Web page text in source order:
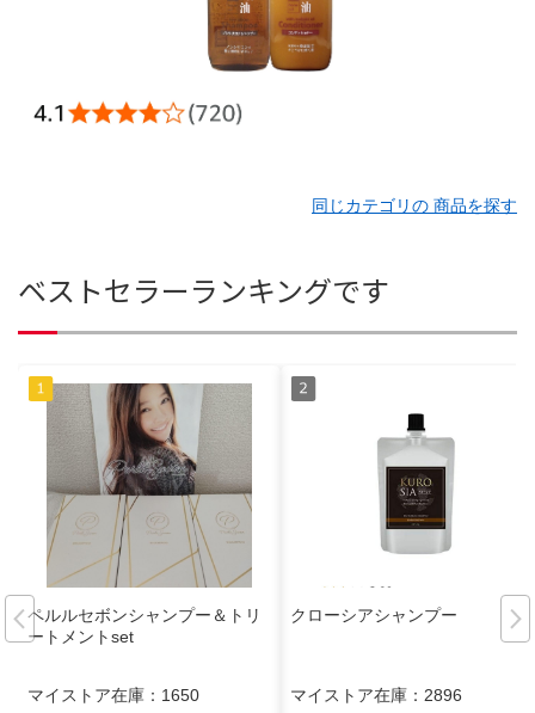
同じカテゴリの 商品を探す
ベストセラーランキングです
ペルルセボンシャンプー＆トリ
ートメントset
マイストア在庫： 1650
クローシアシャンプー
マイストア在庫： 2896